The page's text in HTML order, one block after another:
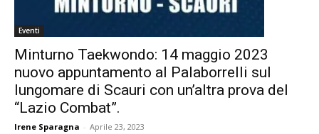
Eventi
Minturno Taekwondo: 14 maggio 2023
nuovo appuntamento al Palaborrelli sul
lungomare di Scauri con un’altra prova del
“Lazio Combat”.
Irene Sparagna - Aprile 23, 2023